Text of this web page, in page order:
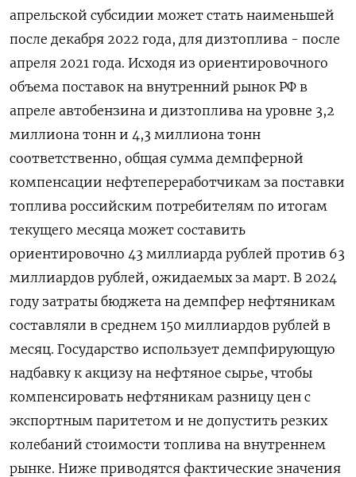
апрельской субсидии может стать наименьшей
после декабря 2022 года, для дизтоплива - после
апреля 2021 года. Исходя из ориентировочного
объема поставок на внутренний рынок РФ в
апреле автобензина и дизтоплива на уровне 3,2
миллиона тонн и 4,3 миллиона тонн
соответственно, общая сумма демпферной
компенсации нефтепереработчикам за поставки
топлива российским потребителям по итогам
текущего месяца может составить
ориентировочно 43 миллиарда рублей против 63
миллиардов рублей, ожидаемых за март. В 2024
году затраты бюджета на демпфер нефтяникам
составляли в среднем 150 миллиардов рублей в
месяц. Государство использует демпфирующую
надбавку к акцизу на нефтяное сырье, чтобы
компенсировать нефтяникам разницу цен с
экспортным паритетом и не допустить резких
колебаний стоимости топлива на внутреннем
рынке. Ниже приводятся фактические значения